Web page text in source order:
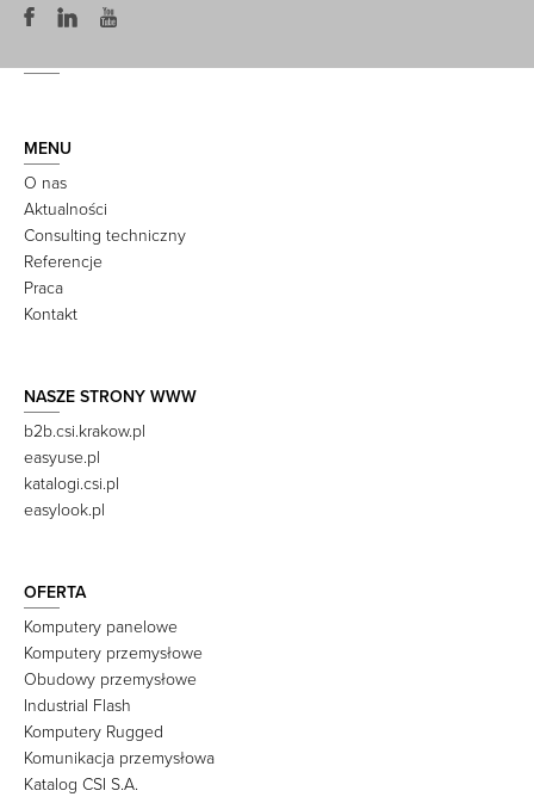
MENU
O nas
Aktualności
Consulting techniczny
Referencje
Praca
Kontakt
NASZE STRONY WWW
b2b.csi.krakow.pl
easyuse.pl
katalogi.csi.pl
easylook.pl
OFERTA
Komputery panelowe
Komputery przemysłowe
Obudowy przemysłowe
Industrial Flash
Komputery Rugged
Komunikacja przemysłowa
Katalog CSI S.A.